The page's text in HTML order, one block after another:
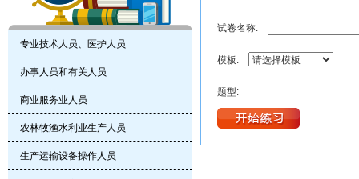
专业技术人员、医护人员
办事人员和有关人员
商业服务业人员
农林牧渔水利业生产人员
生产运输设备操作人员
试卷名称:
模板:
题型: